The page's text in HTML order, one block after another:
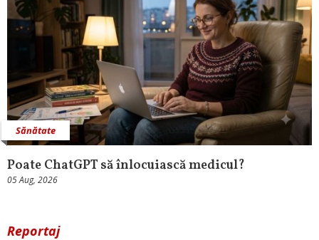
Sănătate
Poate ChatGPT să înlocuiască medicul?
05 Aug, 2026
Reportaj